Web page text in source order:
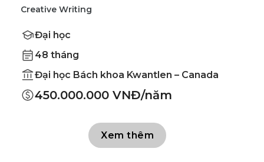
Creative Writing
Đại học
48 tháng
Đại học Bách khoa Kwantlen – Canada
450.000.000 VNĐ/năm
Xem thêm